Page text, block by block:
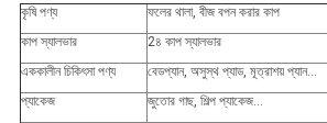
কৃষি পণ্য
ফলের থালা, বীজ বপন করার কাপ
কাপ স্যালভার
2৪ কাপ স্যালভার
এককালীন চিকিৎসা পণ্য
বেডপ্যান, অসুস্থ প্যাড, মূত্রাশয় প্যান...
প্যাকেজ
জুতোর গাছ, শিল্প প্যাকেজ...